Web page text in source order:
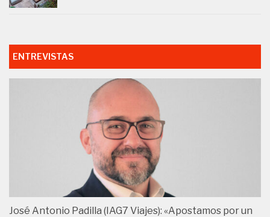
ENTREVISTAS
José Antonio Padilla (IAG7 Viajes): «Apostamos por un